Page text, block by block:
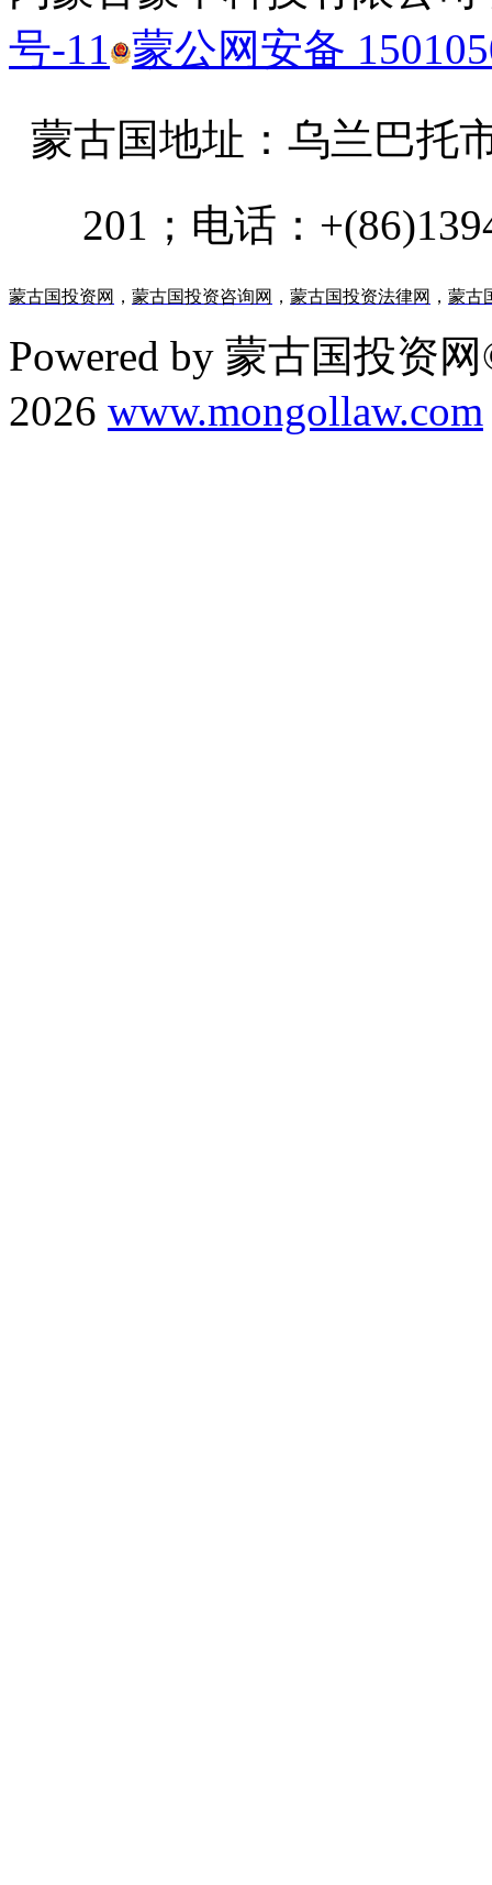
号-11 蒙公网安备
蒙古国地址： 乌兰巴托
201；电话：
蒙古国投资网 ， 蒙古国投资咨询网 ， 蒙古国投资法律网 ， 蒙古
Powered by 蒙古国投资
2026 www.mongollaw.com